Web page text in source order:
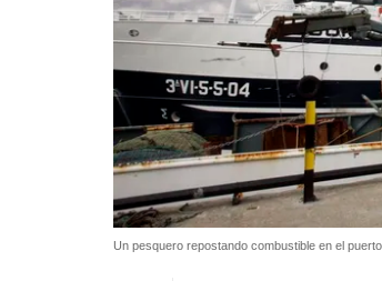
Un pesquero repostando combustible en el